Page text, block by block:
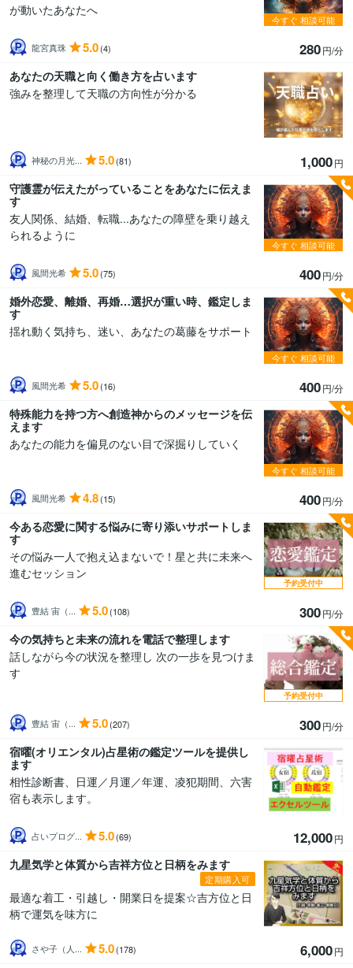
が動いたあなたへ
龍宮真珠 5.0(4) 280円/分
今すぐ 相談可能
あなたの天職と向く働き方を占います
強みを整理して天職の方向性が分かる
神秘の月光... 5.0(81) 1,000円
守護霊が伝えたがっていることをあなたに伝えま
す
友人関係、結婚、転職...あなたの障壁を乗り越え
られるように
風間光希 5.0(75) 400円/分
今すぐ 相談可能
婚外恋愛、離婚、再婚…選択が重い時、鑑定しま
す
揺れ動く気持ち、迷い、あなたの葛藤をサポート
風間光希 5.0(16) 400円/分
今すぐ 相談可能
特殊能力を持つ方へ創造神からのメッセージを伝
えます
あなたの能力を偏見のない目で深掘りしていく
風間光希 4.8(15) 400円/分
今すぐ 相談可能
今ある恋愛に関する悩みに寄り添いサポートしま
す
その悩み一人で抱え込まないで！星と共に未来へ
進むセッション
豊結 宙（... 5.0(108) 300円/分
予約受付中
今の気持ちと未来の流れを電話で整理します
話しながら今の状況を整理し 次の一歩を見つけま
す
豊結 宙（... 5.0(207) 300円/分
予約受付中
宿曜(オリエンタル)占星術の鑑定ツールを提供し
ます
相性診断書、日運／月運／年運、凌犯期間、六害
宿も表示します。
占いプログ... 5.0(69) 12,000円
九星気学と体質から吉祥方位と日柄をみます
定期購入可
最適な着工・引越し・開業日を提案☆吉方位と日
柄で運気を味方に
さや子（人... 5.0(178) 6,000円